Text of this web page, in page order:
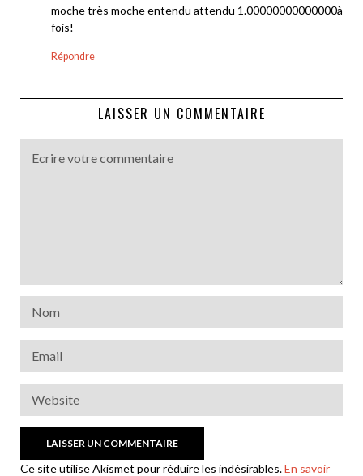
moche très moche entendu attendu 1.00000000000000à
fois!
Répondre
LAISSER UN COMMENTAIRE
Ce site utilise Akismet pour réduire les indésirables.En savoir